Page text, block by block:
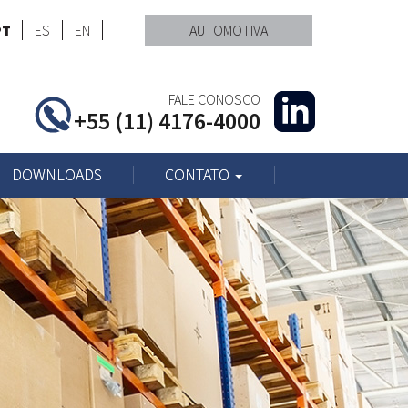
AUTOMOTIVA
ES EN
FALE CONOSCO
+55 (11) 4176-4000
DOWNLOADS CONTATO